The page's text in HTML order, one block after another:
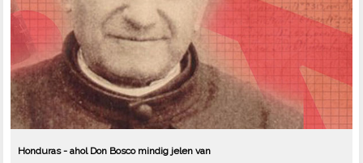
Honduras - ahol Don Bosco mindig jelen van